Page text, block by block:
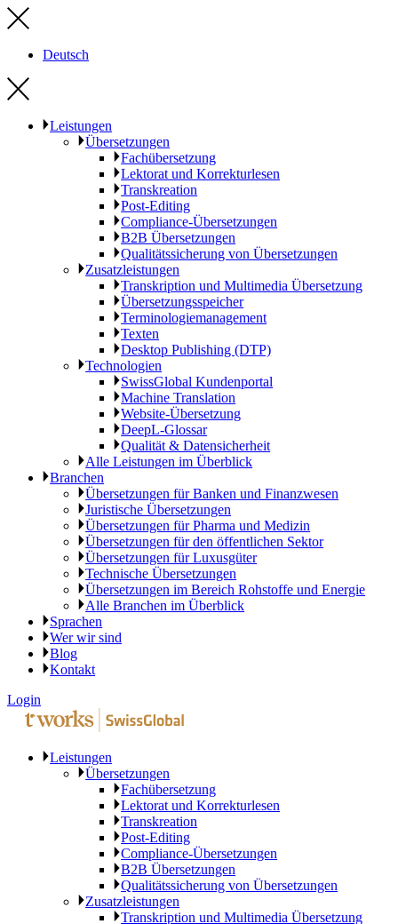
Deutsch
Leistungen
Übersetzungen
Fachübersetzung
Lektorat und Korrekturlesen
Transkreation
Post-Editing
Compliance-Übersetzungen
B2B Übersetzungen
Qualitätssicherung von Übersetzungen
Zusatzleistungen
Transkription und Multimedia Übersetzung
Übersetzungsspeicher
Terminologiemanagement
Texten
Desktop Publishing (DTP)
Technologien
SwissGlobal Kundenportal
Machine Translation
Website-Übersetzung
DeepL-Glossar
Qualität & Datensicherheit
Alle Leistungen im Überblick
Branchen
Übersetzungen für Banken und Finanzwesen
Juristische Übersetzungen
Übersetzungen für Pharma und Medizin
Übersetzungen für den öffentlichen Sektor
Übersetzungen für Luxusgüter
Technische Übersetzungen
Übersetzungen im Bereich Rohstoffe und Energie
Alle Branchen im Überblick
Sprachen
Wer wir sind
Blog
Kontakt
Login
Leistungen
Übersetzungen
Fachübersetzung
Lektorat und Korrekturlesen
Transkreation
Post-Editing
Compliance-Übersetzungen
B2B Übersetzungen
Qualitätssicherung von Übersetzungen
Zusatzleistungen
Transkription und Multimedia Übersetzung